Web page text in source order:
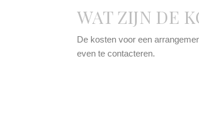
WAT ZIJN DE
De kosten voor een
even te contacteren.